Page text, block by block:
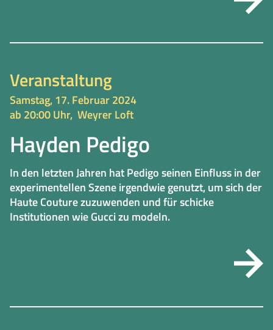
Veranstaltung
Samstag, 17. Februar 2024
ab 20:00 Uhr, Weyrer Loft
Hayden Pedigo
In den letzten Jahren hat Pedigo seinen Einfluss in der
experimentellen Szene irgendwie genutzt, um sich der
Haute Couture zuzuwenden und für schicke
Institutionen wie Gucci zu modeln.